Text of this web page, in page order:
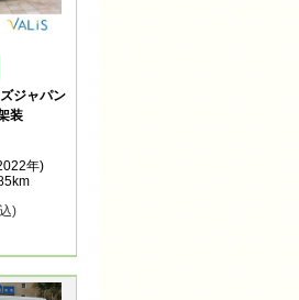
ジャパン
装
年)
)